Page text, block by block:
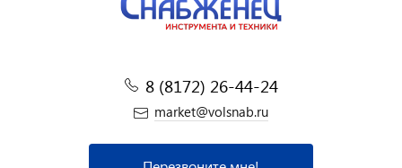
8 (8172) 26-44-24
market@volsnab.ru